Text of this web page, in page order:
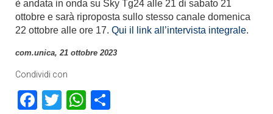
è andata in onda su Sky Tg24 alle 21 di sabato 21
ottobre e sarà riproposta sullo stesso canale domenica
22 ottobre alle ore 17. Qui il link all’intervista integrale.
com.unica, 21 ottobre 2023
Condividi con
Facebook
TwitterWhatsApp